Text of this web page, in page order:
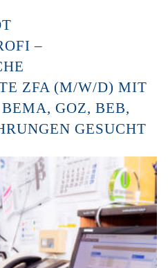
–
ZFA (M/W/D) MIT
GOZ, BEB,
GESUCHT